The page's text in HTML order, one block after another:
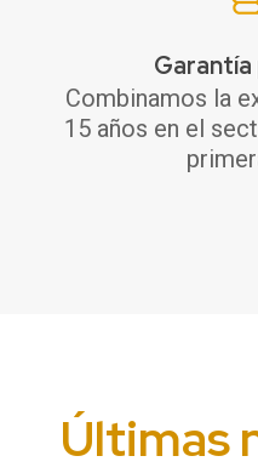
Combinamos la
15 años en el
Últimas